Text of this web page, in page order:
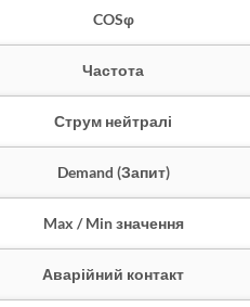
COSφ
Частота
Струм нейтралі
Demand (Запит)
Max / Min значення
Аварійний контакт